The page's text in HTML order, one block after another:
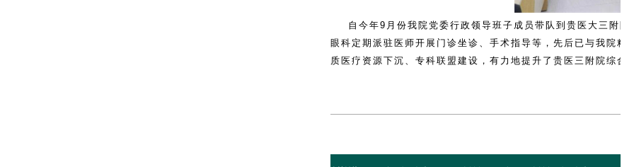
自今年9月份我院党委行政领导班子成员带队到贵医大三附
眼科定期派驻医师开展门诊坐诊、手术指导等，先后已与我院
质医疗资源下沉、专科联盟建设，有力地提升了贵医三附院综合